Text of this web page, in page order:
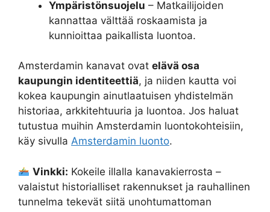
Ympäristönsuojelu – Matkailijoiden
kannattaa välttää roskaamista ja
kunnioittaa paikallista luontoa.
Amsterdamin kanavat ovat elävä osa
kaupungin identiteettiä, ja niiden kautta voi
kokea kaupungin ainutlaatuisen yhdistelmän
historiaa, arkkitehtuuria ja luontoa. Jos haluat
tutustua muihin Amsterdamin luontokohteisiin,
käy sivulla Amsterdamin luonto.
Vinkki: Kokeile illalla kanavakierrosta –
valaistut historialliset rakennukset ja rauhallinen
tunnelma tekevät siitä unohtumattoman